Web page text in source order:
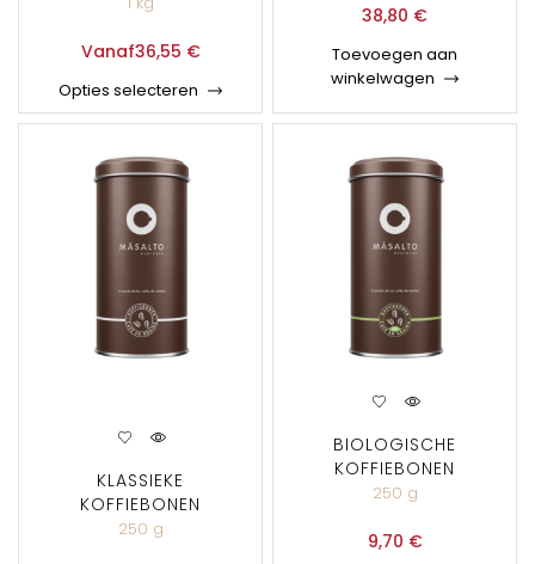
Vanaf36,55 €
Opties selecteren
38,80 €
Toevoegen aan
winkelwagen
KLASSIEKE
KOFFIEBONEN
250 g
BIOLOGISCHE
KOFFIEBONEN
250 g
9,70 €